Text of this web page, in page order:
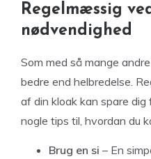
Regelmæssig
nødvendighed
Som med så mange
bedre end helbredelse.
af din kloak kan spare dig
nogle tips til, hvordan du
Brug en si – En